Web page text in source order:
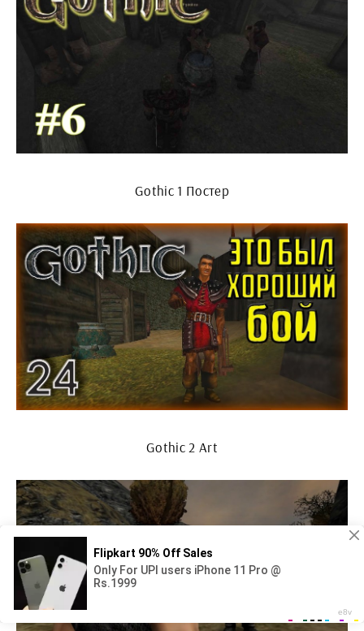
Gothic 1 Постер
Gothic 2 Art